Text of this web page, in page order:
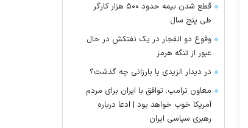
قطع شدن بیمه حدود ۵۰۰ هزار کارگر
طی پنج سال
وقوع دو انفجار در یک نفتکش در حال
عبور از تنگه هرمز
در دیدار الزیدی با بارزانی چه گذشت؟
معاون ترامپ: توافق با ایران برای مردم
آمریکا خوب خواهد بود | ادعا درباره
رهبری سیاسی ایران